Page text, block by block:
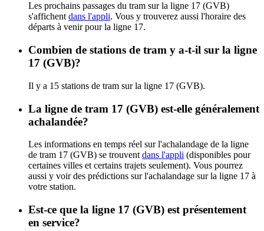
Les prochains passages du tram sur la ligne 17 (GVB)
s'affichentdans l'appli. Vous y trouverez aussi l'horaire des
départs à venir pour la ligne 17.
Combien de stations de tram y a-t-il sur la ligne
17 (GVB)?
Il y a 15 stations de tram sur la ligne 17 (GVB).
La ligne de tram 17 (GVB) est-elle généralement
achalandée?
Les informations en temps réel sur l'achalandage de la ligne
de tram 17 (GVB) se trouvent dans l'appli (disponibles pour
certaines villes et certains trajets seulement). Vous pourrez
aussi y voir des prédictions sur l'achalandage sur la ligne 17 à
votre station.
Est-ce que la ligne 17 (GVB) est présentement
en service?